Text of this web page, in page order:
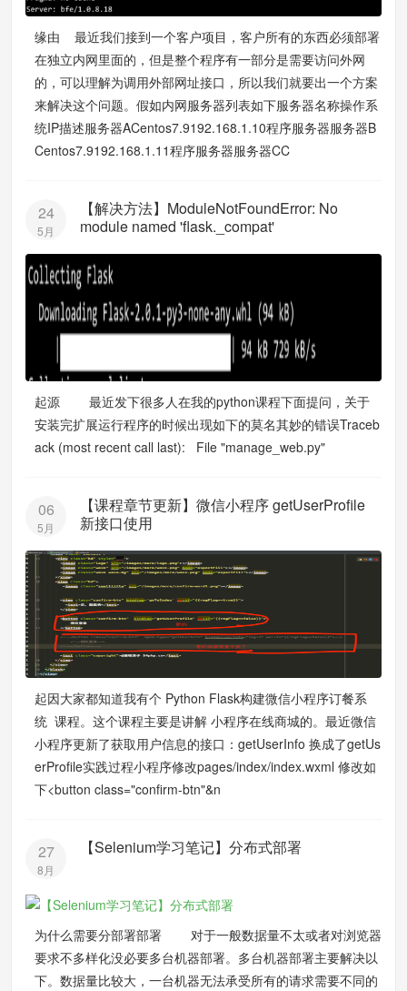
缘由 最近我们接到一个客户项目，客户所有的东西必须部署
在独立内网里面的，但是整个程序有一部分是需要访问外网
的，可以理解为调用外部网址接口，所以我们就要出一个方案
来解决这个问题。假如内网服务器列表如下服务器名称操作系
统IP描述服务器ACentos7.9192.168.1.10程序服务器服务器B
Centos7.9192.168.1.11程序服务器服务器CC
24
5月
【解决方法】ModuleNotFoundError: No
module named 'flask._compat'
起源 最近发下很多人在我的python课程下面提问，关于
安装完扩展运行程序的时候出现如下的莫名其妙的错误Traceb
ack (most recent call last): File "manage_web.py"
06
5月
【课程章节更新】微信小程序 getUserProfile
新接口使用
起因大家都知道我有个 Python Flask构建微信小程序订餐系
统 课程。这个课程主要是讲解 小程序在线商城的。最近微信
小程序更新了获取用户信息的接口：getUserInfo 换成了getUs
erProfile实践过程小程序修改pages/index/index.wxml 修改如
下<button class="confirm-btn"&n
27
8月
【Selenium学习笔记】分布式部署
为什么需要分部署部署 对于一般数据量不太或者对浏览器
要求不多样化没必要多台机器部署。多台机器部署主要解决以
下。数据量比较大，一台机器无法承受所有的请求需要不同的